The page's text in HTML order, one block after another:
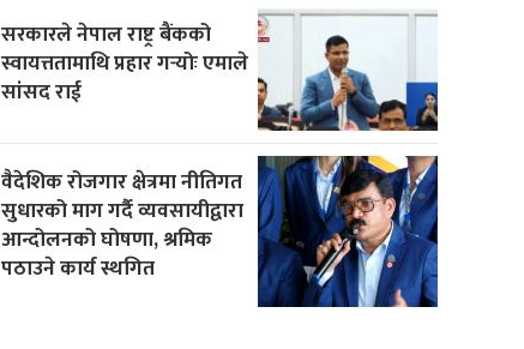
सरकारले नेपाल राष्ट्र बैंकको
स्वायत्ततामाथि प्रहार गर्‍योः एमाले
सांसद राई
वैदेशिक रोजगार क्षेत्रमा नीतिगत
सुधारको माग गर्दै व्यवसायीद्वारा
आन्दोलनको घोषणा, श्रमिक
पठाउने कार्य स्थगित